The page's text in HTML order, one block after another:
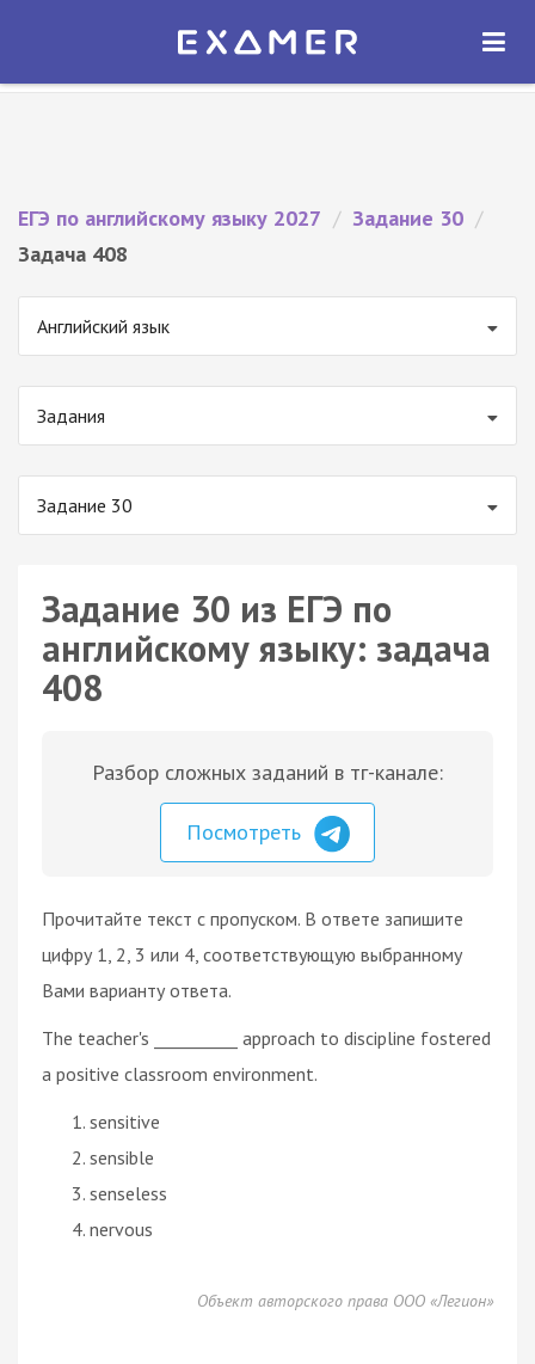
Экзамер — ЕГЭ 2027
ОТКРЫТЬ
ЕГЭ по английскому языку 2027 / Задание 30 /
Задача 408
Английский язык
Задания
Задание 30
Задание 30 из ЕГЭ по
английскому языку: задача
408
Разбор сложных заданий в тг-канале:
Посмотреть
Прочитайте текст с пропуском. В ответе запишите
цифру 1, 2, 3 или 4, соответствующую выбранному
Вами варианту ответа.
The teacher's __________ approach to discipline fostered
a positive classroom environment.
sensitive
sensible
senseless
nervous
Объект авторского права ООО «Легион»